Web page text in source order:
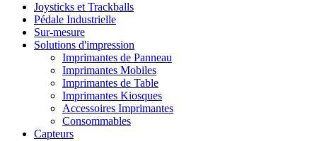
Joysticks et Trackballs
Pédale Industrielle
Sur-mesure
Solutions d'impression
Imprimantes de Panneau
Imprimantes Mobiles
Imprimantes de Table
Imprimantes Kiosques
Accessoires Imprimantes
Consommables
Capteurs